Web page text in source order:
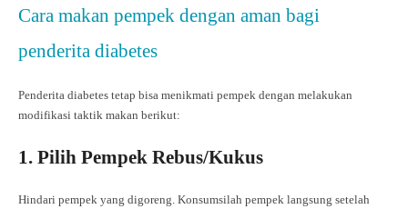
Cara makan pempek dengan aman bagi
penderita diabetes
Penderita diabetes tetap bisa menikmati pempek dengan melakukan
modifikasi taktik makan berikut:
1. Pilih Pempek Rebus/Kukus
Hindari pempek yang digoreng. Konsumsilah pempek langsung setelah